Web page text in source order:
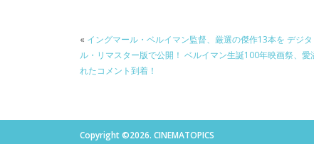
« イングマール・ベルイマン監督、厳選の傑作13本を デジタ
ル・リマスター版で公開！ ベルイマン生誕100年映画祭、愛
れたコメント到着！
Copyright ©2026. CINEMATOPICS